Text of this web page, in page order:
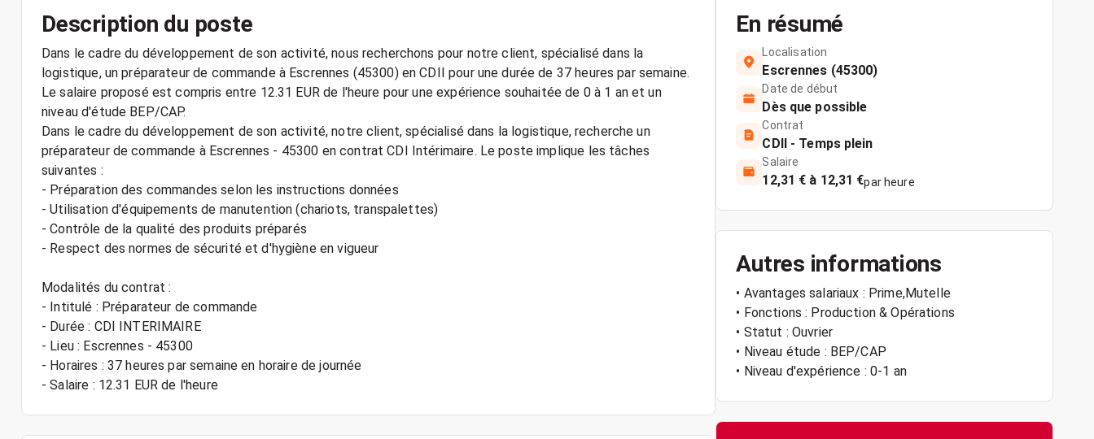
Description du poste
Dans le cadre du développement de son activité, nous recherchons pour notre client, spécialisé dans la
logistique, un préparateur de commande à Escrennes (45300) en CDII pour une durée de 37 heures par semaine.
Le salaire proposé est compris entre 12.31 EUR de l'heure pour une expérience souhaitée de 0 à 1 an et un
niveau d'étude BEP/CAP.
Dans le cadre du développement de son activité, notre client, spécialisé dans la logistique, recherche un
préparateur de commande à Escrennes - 45300 en contrat CDI Intérimaire. Le poste implique les tâches
suivantes :
- Préparation des commandes selon les instructions données
- Utilisation d'équipements de manutention (chariots, transpalettes)
- Contrôle de la qualité des produits préparés
- Respect des normes de sécurité et d'hygiène en vigueur
Modalités du contrat :
- Intitulé : Préparateur de commande
- Durée : CDI INTERIMAIRE
- Lieu : Escrennes - 45300
- Horaires : 37 heures par semaine en horaire de journée
- Salaire : 12.31 EUR de l'heure
En résumé
Localisation
Escrennes (45300)
Date de début
Dès que possible
Contrat
CDII - Temps plein
Salaire
12,31 € à 12,31 €par heure
Autres informations
• Avantages salariaux : Prime,Mutelle
• Fonctions : Production & Opérations
• Statut : Ouvrier
• Niveau étude : BEP/CAP
• Niveau d'expérience : 0-1 an